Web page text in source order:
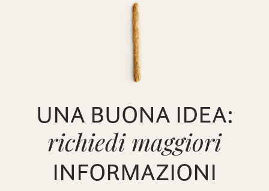
UNA BUONA IDEA:
richiedi maggiori
INFORMAZIONI